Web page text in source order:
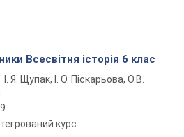
Всесвітня історія 6 клас
І. Я. Щупак, І. О. Піскарьова, О.В.
курс